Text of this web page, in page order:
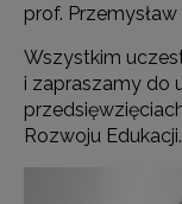
prof.
Wszystkim
i zapraszamy do
Rozwoju Edukacji.